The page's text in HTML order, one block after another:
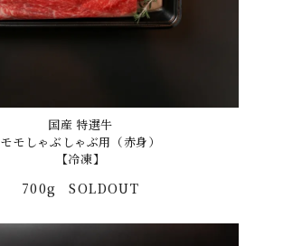
国産 特選牛
モモしゃぶしゃぶ用（赤身）
【冷凍】
700g SOLDOUT